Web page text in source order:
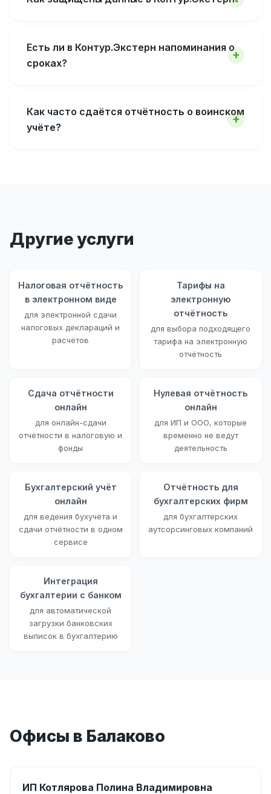
Есть ли в Контур.Экстерн напоминания о
сроках?
Как часто сдаётся отчётность о воинском
учёте?
Другие услуги
Налоговая отчётность
в электронном виде
для электронной сдачи
налоговых деклараций и
расчётов
Тарифы на
электронную
отчётность
для выбора подходящего
тарифа на электронную
отчётность
Сдача отчётности
онлайн
для онлайн-сдачи
отчётности в налоговую и
фонды
Нулевая отчётность
онлайн
для ИП и ООО, которые
временно не ведут
деятельность
Бухгалтерский учёт
онлайн
для ведения бухучёта и
сдачи отчётности в одном
сервисе
Отчётность для
бухгалтерских фирм
для бухгалтерских
аутсорсинговых компаний
Интеграция
бухгалтерии с банком
для автоматической
загрузки банковских
выписок в бухгалтерию
Офисы в Балаково
ИП Котлярова Полина Владимировна